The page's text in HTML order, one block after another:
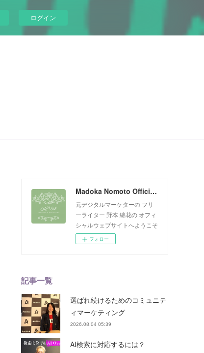
ログイン
Madoka Nomoto Official Website
元デジタルマーケターの フリ
ーライター 野本 纏花の オフィ
シャルウェブサイトへようこそ
フォロー
記事一覧
選ばれ続けるためのコミュニテ
ィマーケティング
2026.08.04 05:39
AI検索に対応するには？